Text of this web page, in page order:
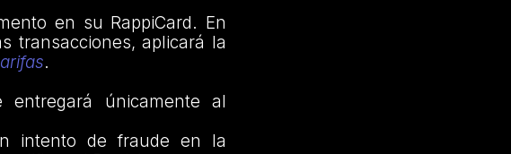
en su RappiCard. En
transacciones, aplicará la
.
únicamente al
intento de fraude en la